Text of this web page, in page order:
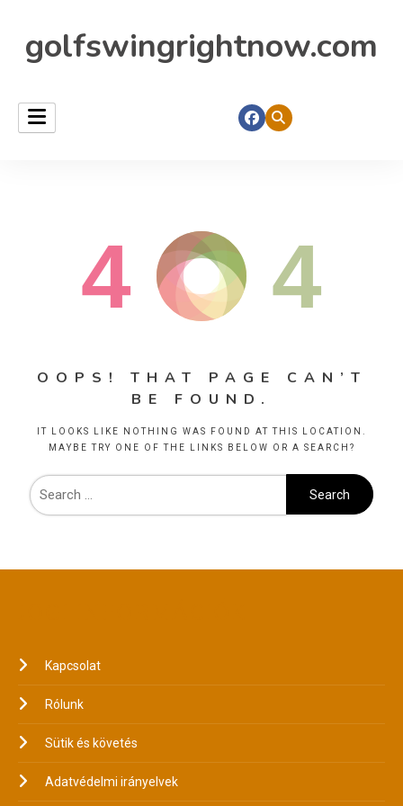
golfswingrightnow.com
4 4
OOPS! THAT PAGE CAN’T
BE FOUND.
IT LOOKS LIKE NOTHING WAS FOUND AT THIS LOCATION.
MAYBE TRY ONE OF THE LINKS BELOW OR A SEARCH?
Kapcsolat
Rólunk
Sütik és követés
Adatvédelmi irányelvek